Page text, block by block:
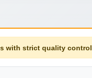
with strict quality control